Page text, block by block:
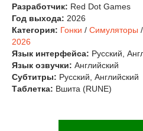
Разработчик: Red Dot Games
Год выхода: 2026
Категория: Гонки / Симуляторы /
2026
Язык интерфейса: Русский,
Язык озвучки: Английский
Субтитры: Русский, Английский
Таблетка: Вшита (RUNE)